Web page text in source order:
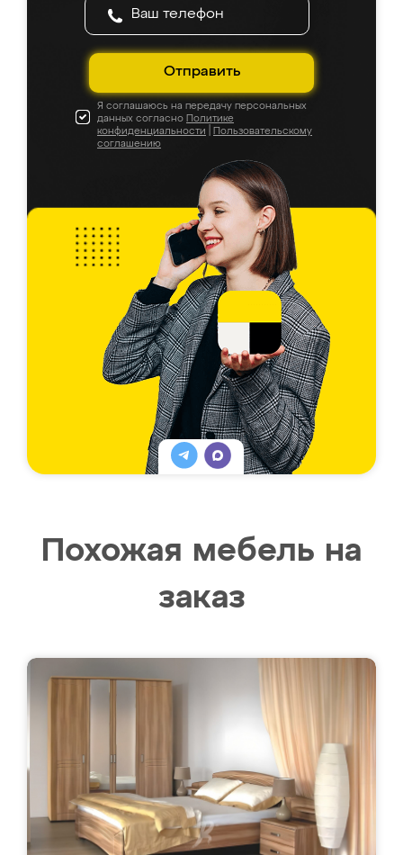
Отправить
Я соглашаюсь на передачу персональных
данных согласно Политике
конфиденциальности
Пользовательскому
соглашению
Похожая мебель на
заказ